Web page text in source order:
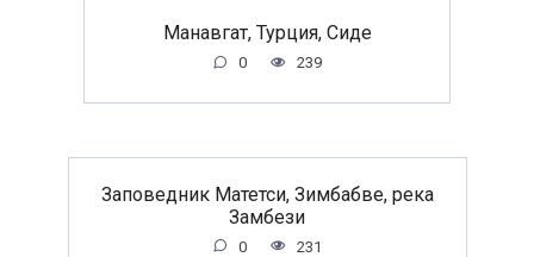
Манавгат, Турция, Сиде
0 239
Заповедник Матетси, Зимбабве, река
Замбези
0 231